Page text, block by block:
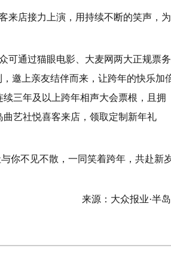
来店接力上演，用持续不断的笑声，为
可通过猫眼电影、大麦网两大正规票务
邀上亲友结伴而来，让跨年的快乐加
三年及以上跨年相声大会票根，且拥
曲艺社悦喜客来店，领取定制新年礼
你不见不散，一同笑着跨年，共赴新
来源：大众报业·半